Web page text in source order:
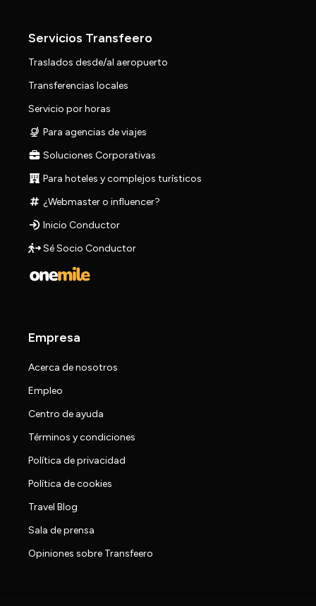
Servicios Transfeero
Traslados desde/al aeropuerto
Transferencias locales
Servicio por horas
Para agencias de viajes
Soluciones Corporativas
Para hoteles y complejos turísticos
¿Webmaster o influencer?
Inicio Conductor
Sé Socio Conductor
Empresa
Acerca de nosotros
Empleo
Centro de ayuda
Términos y condiciones
Política de privacidad
Política de cookies
Travel Blog
Sala de prensa
Opiniones sobre Transfeero